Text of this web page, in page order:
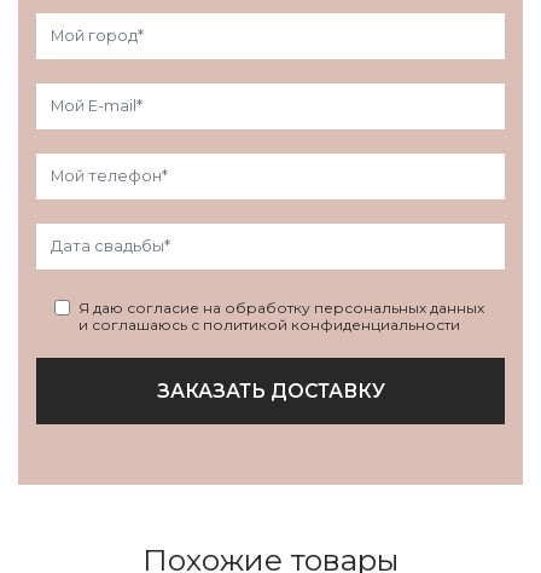
Я даю согласие на обработку персональных данных
и соглашаюсь с политикой конфиденциальности
ЗАКАЗАТЬ ДОСТАВКУ
Похожие товары